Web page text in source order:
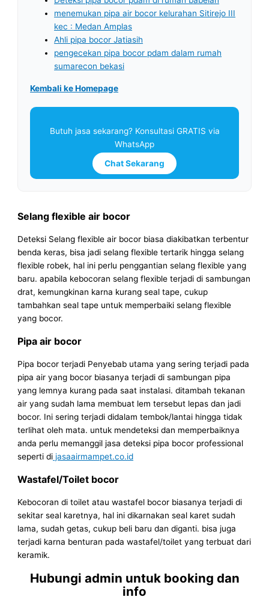
menemukan pipa air bocor kelurahan Sitirejo III
kec : Medan Amplas
Ahli pipa bocor Jatiasih
pengecekan pipa bocor pdam dalam rumah
sumarecon bekasi
Kembali ke Homepage
Butuh jasa sekarang? Konsultasi GRATIS via
WhatsApp
Chat Sekarang
Selang flexible air bocor
Deteksi Selang flexible air bocor biasa diakibatkan terbentur
benda keras, bisa jadi selang flexible tertarik hingga selang
flexible robek, hal ini perlu penggantian selang flexible yang
baru. apabila kebocoran selang flexible terjadi di sambungan
drat, kemungkinan karna kurang seal tape, cukup
tambahkan seal tape untuk memperbaiki selang flexible
yang bocor.
Pipa air bocor
Pipa bocor terjadi Penyebab utama yang sering terjadi pada
pipa air yang bocor biasanya terjadi di sambungan pipa
yang lemnya kurang pada saat instalasi. ditambah tekanan
air yang sudah lama membuat lem tersebut lepas dan jadi
bocor. Ini sering terjadi didalam tembok/lantai hingga tidak
terlihat oleh mata. untuk mendeteksi dan memperbaiknya
anda perlu memanggil jasa deteksi pipa bocor professional
seperti di jasaairmampet.co.id
Wastafel/Toilet bocor
Kebocoran di toilet atau wastafel bocor biasanya terjadi di
sekitar seal karetnya, hal ini dikarnakan seal karet sudah
lama, sudah getas, cukup beli baru dan diganti. bisa juga
terjadi karna benturan pada wastafel/toilet yang terbuat dari
keramik.
Hubungi admin untuk booking dan
info